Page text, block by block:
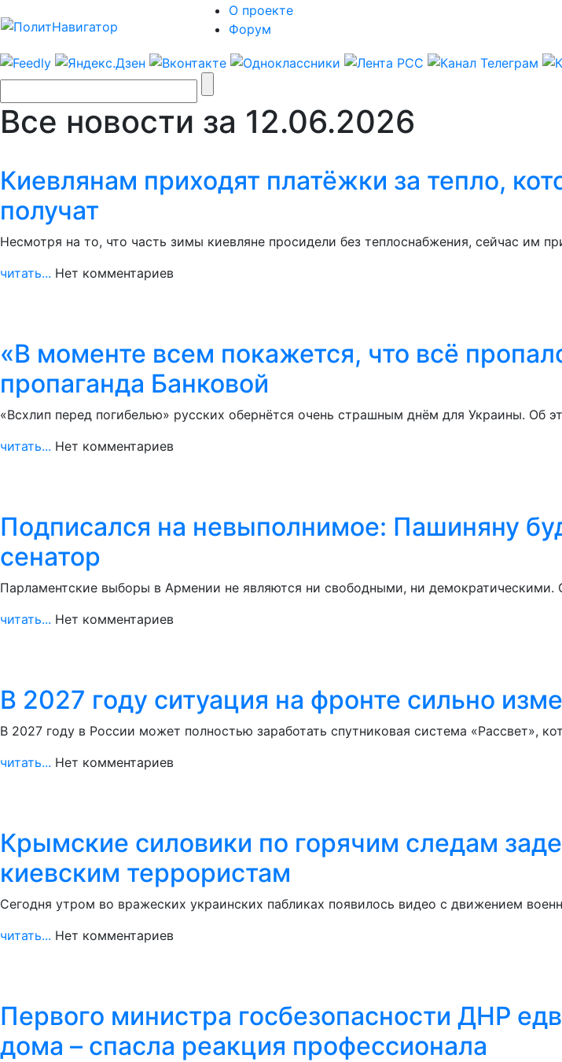
О проекте
Форум
Все новости за 12.06.2026
Киевлянам приходят платёжки за тепло,
получат
Несмотря на то, что часть зимы киевляне просидели без теплоснабжения, сейчас им
читать... Нет комментариев
«В моменте всем покажется, что всё
пропаганда Банковой
«Всхлип перед погибелью» русских обернётся очень страшным днём для Украины. Об
читать... Нет комментариев
Подписался на невыполнимое: Пашиняну
сенатор
Парламентские выборы в Армении не являются ни свободными, ни
читать... Нет комментариев
В 2027 году ситуация на фронте сильно
В 2027 году в России может полностью заработать спутниковая система «Рассвет»,
читать... Нет комментариев
Крымские силовики по горячим следам
киевским террористам
Сегодня утром во вражеских украинских пабликах появилось видео с движением
читать... Нет комментариев
Первого министра госбезопасности ДНР
дома – спасла реакция профессионала